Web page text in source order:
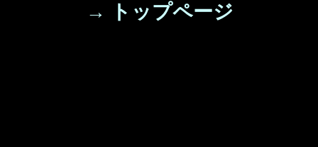
→ トップページ